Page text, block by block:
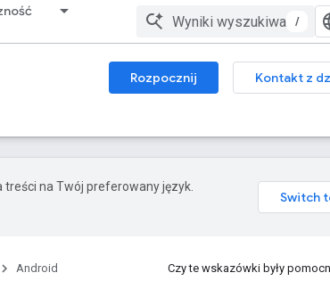
/
Rozpocznij
Kontakt z
treści na Twój preferowany język.
Android
Czy te wskazówki były